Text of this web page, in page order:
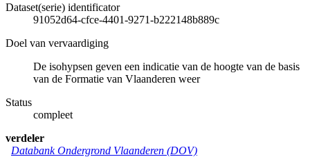
Dataset(serie) identificator
91052d64-cfce-4401-9271-b222148b889c
Doel van vervaardiging
De isohypsen geven een indicatie van de hoogte van de basis
van de Formatie van Vlaanderen weer
Status
compleet
verdeler
Databank Ondergrond Vlaanderen (DOV)